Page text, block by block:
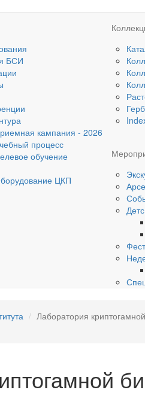
БСИ
кампания - 2026
процесс
обучение
ЦКП
Лаборатория